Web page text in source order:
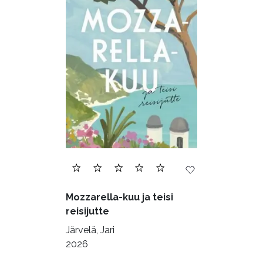
Mozzarella-kuu ja teisi
reisijutte
Järvelä, Jari
2026